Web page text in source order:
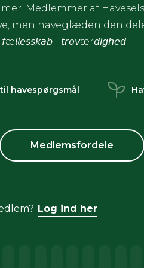
Medlemmer af
men haveglæden den
- 𝘵𝘳𝘰𝘷ær𝘥𝘪𝘨𝘩𝘦𝘥
havespørgsmål
Medlemsfordele
Log ind her